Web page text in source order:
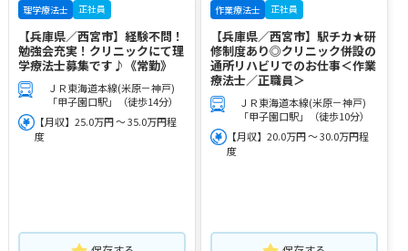
理学療法士 正社員
【兵庫県／西宮市】経験不問！
勉強会充実！クリニックにて理
学療法士募集です♪《常勤》
ＪＲ東海道本線(米原－神戸)
「甲子園口駅」（徒歩14分）
【月収】25.0万円 ～ 35.0万円程
度
作業療法士 正社員
【兵庫県／西宮市】駅チカ★研
修制度あり◎クリニック併設の
通所リハビリでのお仕事＜作業
療法士／正職員＞
ＪＲ東海道本線(米原－神戸)
「甲子園口駅」（徒歩10分）
【月収】20.0万円 ～ 30.0万円程
度